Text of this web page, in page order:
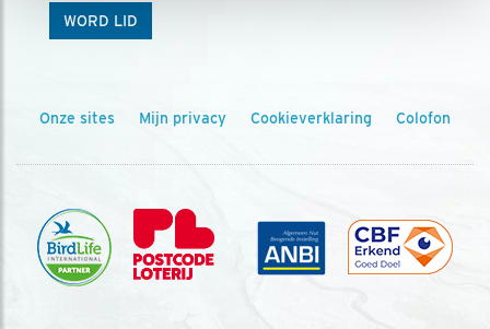
WORD LID
Onze sites Mijn privacy Cookieverklaring Colofon